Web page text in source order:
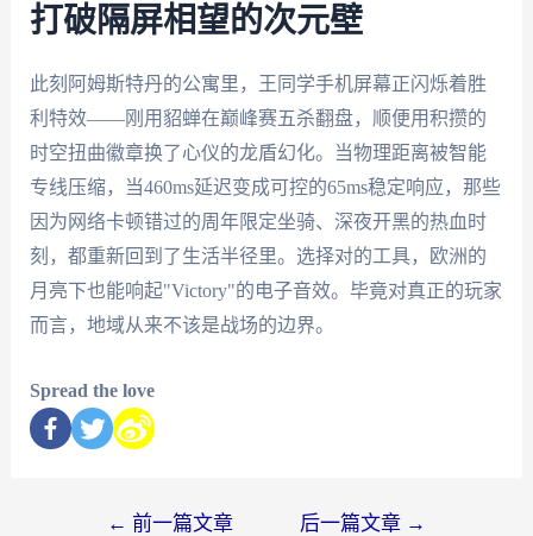
打破隔屏相望的次元壁
此刻阿姆斯特丹的公寓里，王同学手机屏幕正闪烁着胜
利特效——刚用貂蝉在巅峰赛五杀翻盘，顺便用积攒的
时空扭曲徽章换了心仪的龙盾幻化。当物理距离被智能
专线压缩，当460ms延迟变成可控的65ms稳定响应，那些
因为网络卡顿错过的周年限定坐骑、深夜开黑的热血时
刻，都重新回到了生活半径里。选择对的工具，欧洲的
月亮下也能响起"Victory"的电子音效。毕竟对真正的玩家
而言，地域从来不该是战场的边界。
Spread the love
← 前一篇文章 后一篇文章 →